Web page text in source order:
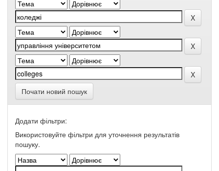
Почати новий пошук
Додати фільтри:
Використовуйте фільтри для уточнення результатів
пошуку.